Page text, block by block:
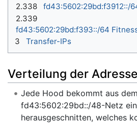
2.338
fd43:5602:29bd:f3912::/
2.339
fd43:5602:29bd:f393::/64
3
Transfer-IPs
Verteilung der
Jede Hood bekommt aus dem
fd43:5602:29bd::/48-Netz
herausgeschnitten, welches